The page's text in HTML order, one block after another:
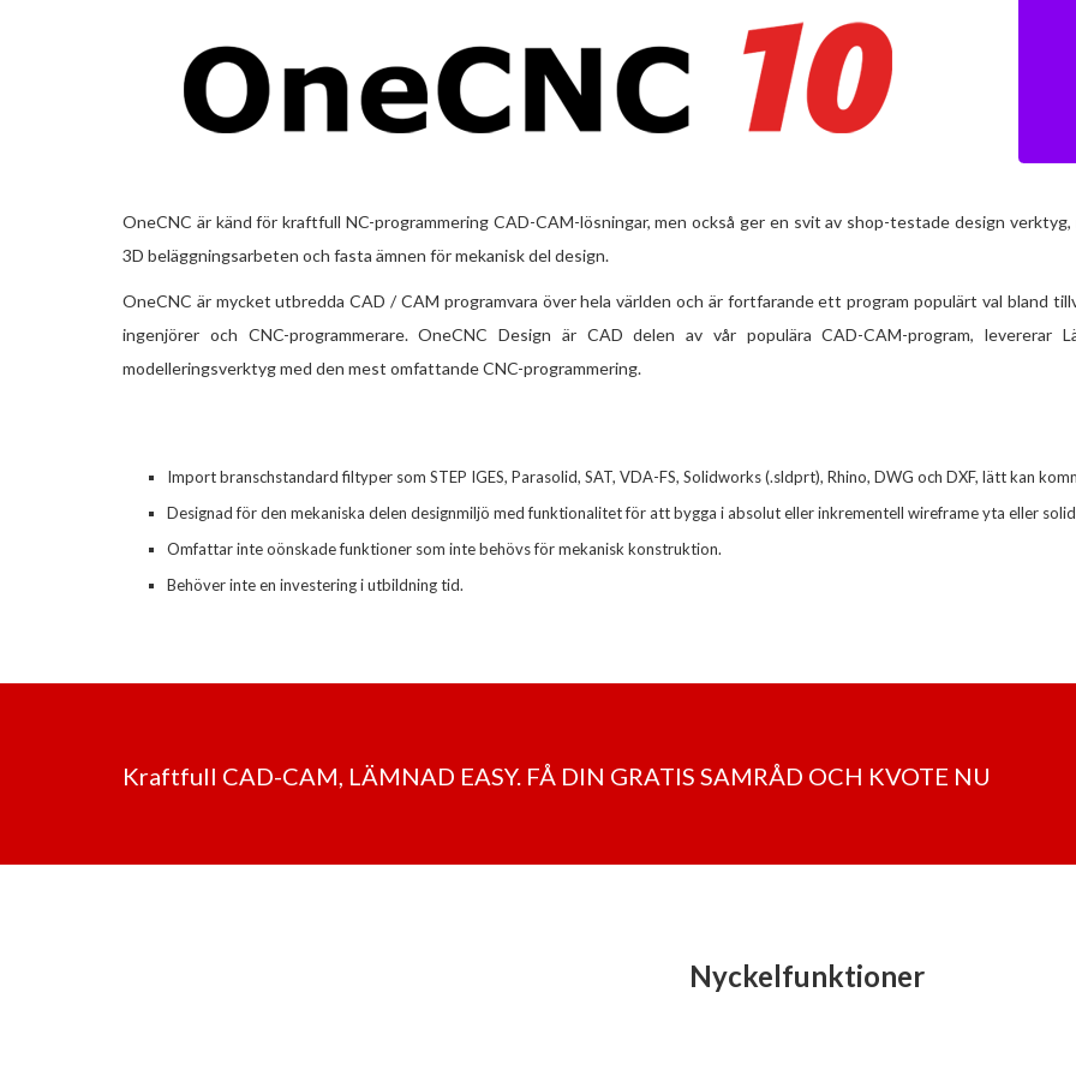
OneCNC är känd för kraftfull NC-programmering CAD-CAM-lösningar, men också ger en svit av shop-testade design verktyg,
3D beläggningsarbeten och fasta ämnen för mekanisk del design.
OneCNC är mycket utbredda CAD / CAM programvara över hela världen och är fortfarande ett program populärt val bland
ingenjörer och CNC-programmerare. OneCNC Design är CAD delen av vår populära CAD-CAM-program, levererar
modelleringsverktyg med den mest omfattande CNC-programmering.
Import branschstandard filtyper som STEP IGES, Parasolid, SAT, VDA-FS, Solidworks (.sldprt), Rhino, DWG och DXF, lätt kan
Designad för den mekaniska delen designmiljö med funktionalitet för att bygga i absolut eller inkrementell wireframe yta eller
Omfattar inte oönskade funktioner som inte behövs för mekanisk konstruktion.
Behöver inte en investering i utbildning tid.
Kraftfull CAD-CAM, LÄMNAD EASY. FÅ DIN GRATIS SAMRÅD OCH KVOTE NU
Nyckelfunktioner